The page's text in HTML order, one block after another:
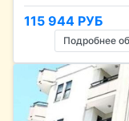
115 944 РУБ
Подробнее